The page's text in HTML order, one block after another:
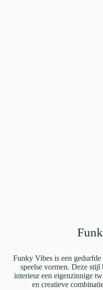
Funky Vibes is een
speelse vormen. Deze stijl
interieur een eigenzinnige
en creatieve